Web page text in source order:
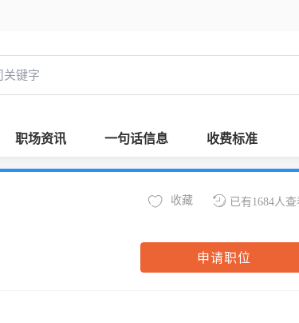
职场资讯 一句话信息 收费标准
已有1684人查
收藏
申请职位